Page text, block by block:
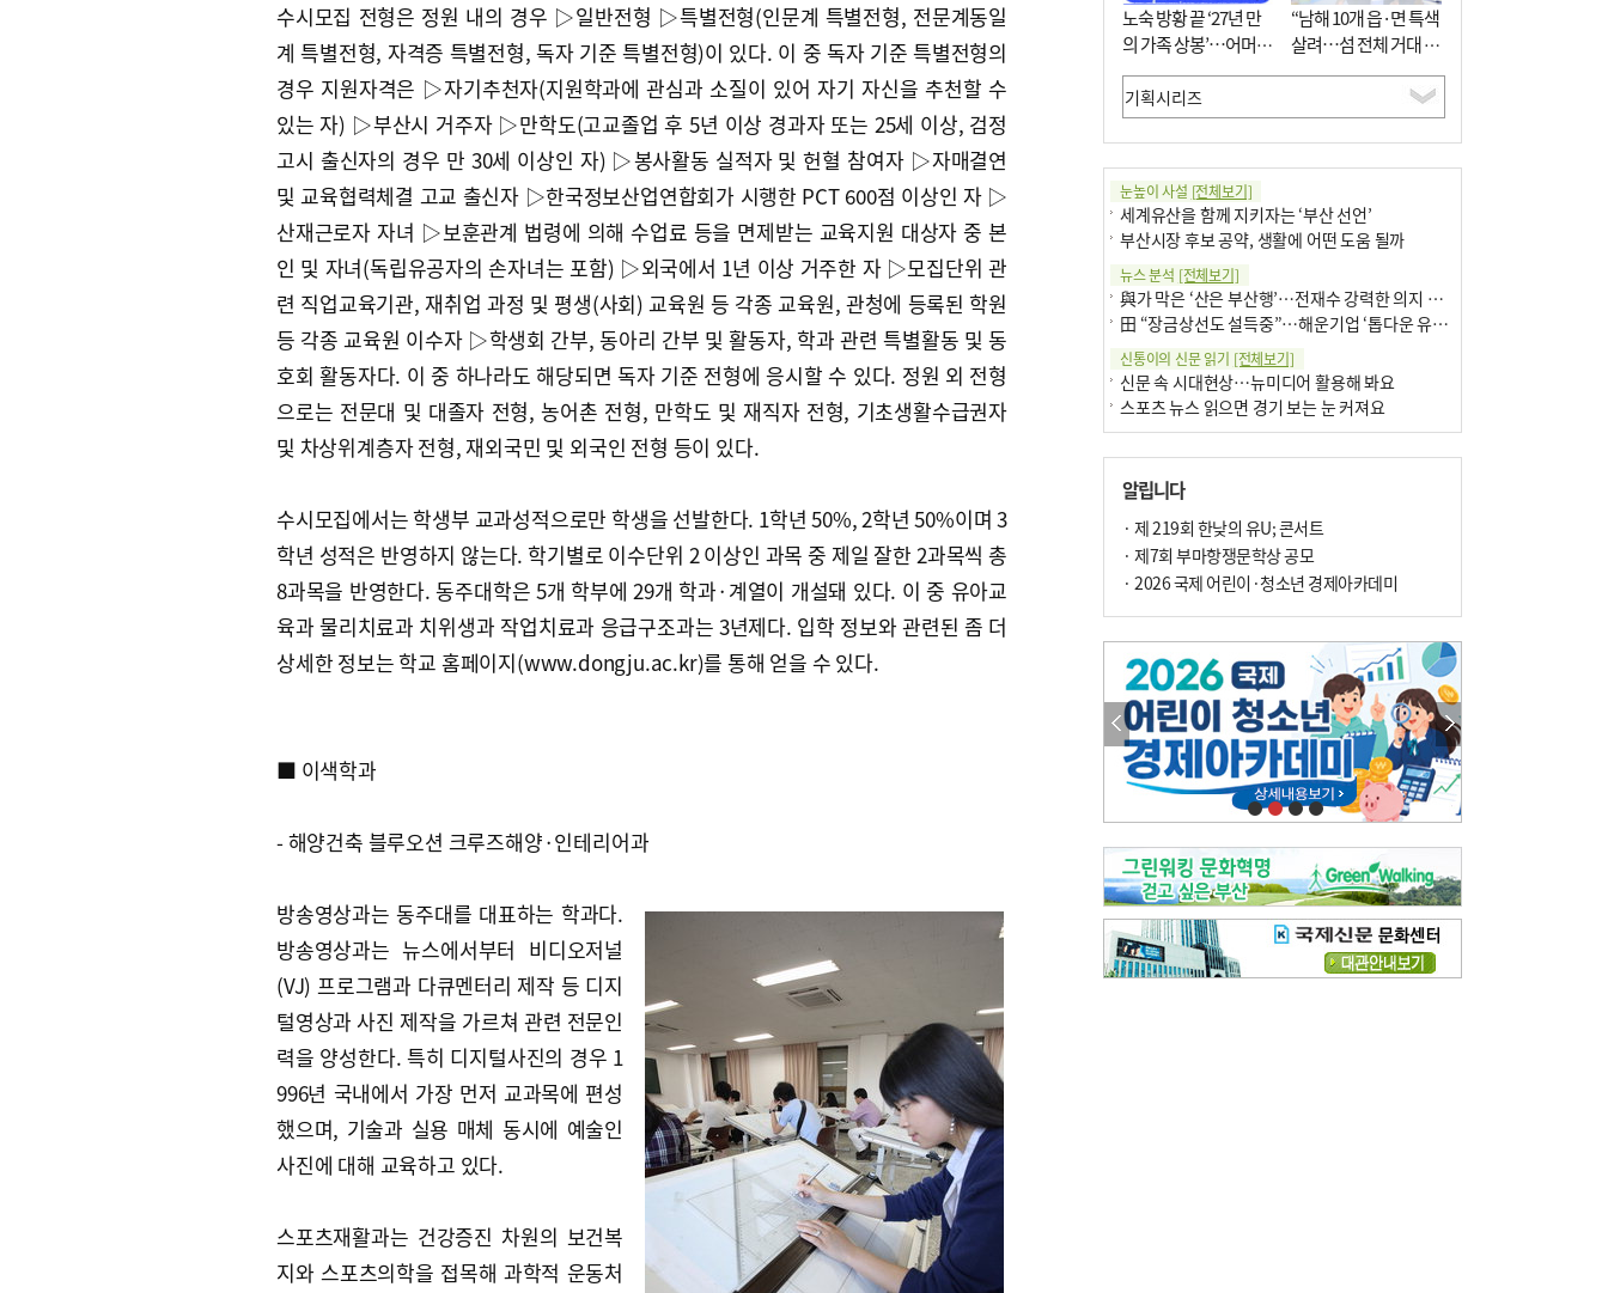
수시모집 전형은 정원 내의 경우 ▷일반전형 ▷특별전형(인문계 특별전형, 전문계동일
계 특별전형, 자격증 특별전형, 독자 기준 특별전형)이 있다. 이 중 독자 기준 특별전형의
경우 지원자격은 ▷자기추천자(지원학과에 관심과 소질이 있어 자기 자신을 추천할 수
있는 자) ▷부산시 거주자 ▷만학도(고교졸업 후 5년 이상 경과자 또는 25세 이상, 검정
고시 출신자의 경우 만 30세 이상인 자) ▷봉사활동 실적자 및 헌혈 참여자 ▷자매결연
및 교육협력체결 고교 출신자 ▷한국정보산업연합회가 시행한 PCT 600점 이상인 자 ▷
산재근로자 자녀 ▷보훈관계 법령에 의해 수업료 등을 면제받는 교육지원 대상자 중 본
인 및 자녀(독립유공자의 손자녀는 포함) ▷외국에서 1년 이상 거주한 자 ▷모집단위 관
련 직업교육기관, 재취업 과정 및 평생(사회) 교육원 등 각종 교육원, 관청에 등록된 학원
등 각종 교육원 이수자 ▷학생회 간부, 동아리 간부 및 활동자, 학과 관련 특별활동 및 동
호회 활동자다. 이 중 하나라도 해당되면 독자 기준 전형에 응시할 수 있다. 정원 외 전형
으로는 전문대 및 대졸자 전형, 농어촌 전형, 만학도 및 재직자 전형, 기초생활수급권자
및 차상위계층자 전형, 재외국민 및 외국인 전형 등이 있다.
수시모집에서는 학생부 교과성적으로만 학생을 선발한다. 1학년 50%, 2학년 50%이며 3
학년 성적은 반영하지 않는다. 학기별로 이수단위 2 이상인 과목 중 제일 잘한 2과목씩 총
8과목을 반영한다. 동주대학은 5개 학부에 29개 학과·계열이 개설돼 있다. 이 중 유아교
육과 물리치료과 치위생과 작업치료과 응급구조과는 3년제다. 입학 정보와 관련된 좀 더
상세한 정보는 학교 홈페이지(www.dongju.ac.kr)를 통해 얻을 수 있다.
■ 이색학과
- 해양건축 블루오션 크루즈해양·인테리어과
방송영상과는 동주대를 대표하는 학과다.
방송영상과는 뉴스에서부터 비디오저널
(VJ) 프로그램과 다큐멘터리 제작 등 디지
털영상과 사진 제작을 가르쳐 관련 전문인
력을 양성한다. 특히 디지털사진의 경우 1
996년 국내에서 가장 먼저 교과목에 편성
했으며, 기술과 실용 매체 동시에 예술인
사진에 대해 교육하고 있다.
스포츠재활과는 건강증진 차원의 보건복
지와 스포츠의학을 접목해 과학적 운동처
노숙 방황 끝 ‘27년 만
의 가족 상봉’…어머니
와 행복 꿈꿔
“남해 10개 읍·면 특색
살려…섬 전체 거대 정
원으로 조성”
눈높이 사설 [전체보기]
세계유산을 함께 지키자는 ‘부산 선언’
부산시장 후보 공약, 생활에 어떤 도움 될까
뉴스 분석 [전체보기]
與가 막은 ‘산은 부산행’…전재수 강력한 의지 표명 없인 공염불
田 “장금상선도 설득중”…해운기업 ‘톱다운 유치전’ 가속
신통이의 신문 읽기 [전체보기]
신문 속 시대현상…뉴미디어 활용해 봐요
스포츠 뉴스 읽으면 경기 보는 눈 커져요
구·군 승진 축하화분 관행 없애자니 소상공인 울상
팩트체크[전체보기]
의령 한우산 털중나리
한 손 뉴스[전체보기]
시민이 개발한 폭염 대응 앱 ‘그늘로’ 길안내 지도 등 인기
골목 맛집 발굴 고메 셀렉션…부산시, 페스티벌 시월 연계
오늘의 날씨-[전체보기]
오늘의 날씨- 2026년 8월 7일
오늘의 날씨- 2026년 8월 6일
우리 결혼해요-[전체보기]
우리 결혼해요- 김홍윤·정세빈 커플
알립니다
· 제 219회 한낮의 유U; 콘서트
· 제7회 부마항쟁문학상 공모
· 2026 국제 어린이·청소년 경제아카데미